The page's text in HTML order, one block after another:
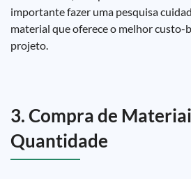
importante fazer uma pesquisa
material que oferece o melhor custo-
projeto.
3. Compra de
Quantidade